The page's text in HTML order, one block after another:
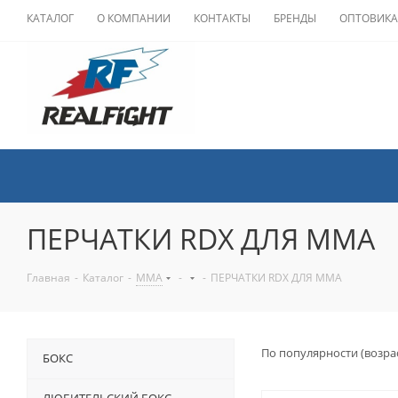
КАТАЛОГ О КОМПАНИИ КОНТАКТЫ БРЕНДЫ
ПЕРЧАТКИ RDX ДЛЯ MMA
Главная - Каталог - ММА - - ПЕРЧАТКИ RDX ДЛЯ MMA
По популярности
БОКС